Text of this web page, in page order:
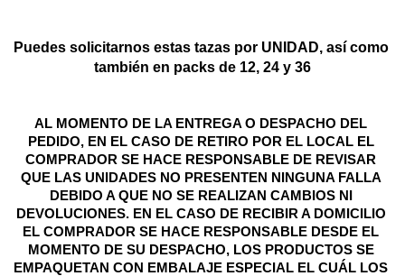
Puedes solicitarnos estas tazas por UNIDAD, así como
también en packs de 12, 24 y 36
AL MOMENTO DE LA ENTREGA O DESPACHO DEL
PEDIDO, EN EL CASO DE RETIRO POR EL LOCAL EL
COMPRADOR SE HACE RESPONSABLE DE REVISAR
QUE LAS UNIDADES NO PRESENTEN NINGUNA FALLA
DEBIDO A QUE NO SE REALIZAN CAMBIOS NI
DEVOLUCIONES. EN EL CASO DE RECIBIR A DOMICILIO
EL COMPRADOR SE HACE RESPONSABLE DESDE EL
MOMENTO DE SU DESPACHO, LOS PRODUCTOS SE
EMPAQUETAN CON EMBALAJE ESPECIAL EL CUÁL LOS